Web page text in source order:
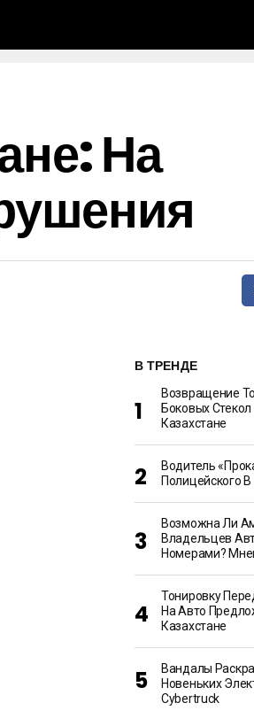
На
В ТРЕНДЕ
Возвращение
Боковых
Казахстане
Водитель
Полицейского
Возможна Ли
Владельцев
Номерами?
Тонировку
На Авто
Казахстане
Вандалы
Новеньких
Cybertruck